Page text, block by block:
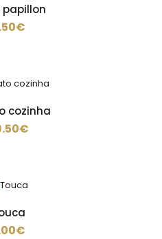
SÓ É VENDIDO A EM..
papillon
cozinha